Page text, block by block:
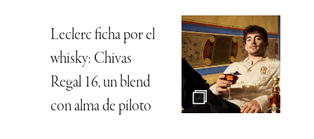
Leclerc ficha por el
whisky: Chivas
Regal 16, un blend
con alma de piloto